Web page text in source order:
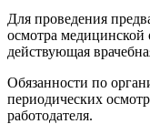
Для проведения
осмотра медицинской
действующая
Обязанности по
периодических
работодателя.